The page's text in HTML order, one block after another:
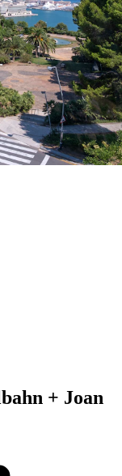
+ Joan